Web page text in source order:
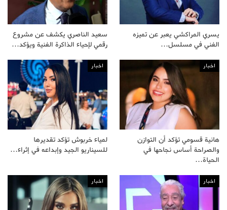
يسري المراكشي يعبر عن تميزه
الفني في مسلسل…
سعيد الناصري يكشف عن مشروع
رقمي لإحياء الذاكرة الفنية ويؤكد…
اخبار
هانية قسومي تؤكد أن التوازن
والصراحة أساس نجاحها في
الحياة…
اخبار
لمياء خربوش تؤكد تقديرها
للسيناريو الجيد وإبداعه في إثراء…
اخبار اخبار